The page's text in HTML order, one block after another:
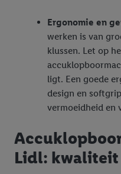
Ergonomie en
werken is van
klussen. Let op
ligt. Een goede
design en
vermoeidheid en
Lidl: kwaliteit